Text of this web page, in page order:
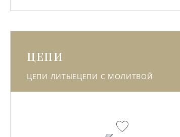
ЦЕПИ
ЦЕПИ ЛИТЫЕЦЕПИ С МОЛИТВОЙ